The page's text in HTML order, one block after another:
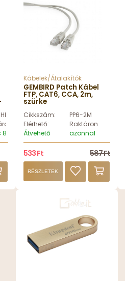
JGEU
8, szombat
Kábelek/Átalakítók
GEMBIRD Patch Kábel
FTP, CAT6, CCA, 2m,
szürke
Cikkszám:
PP6-2M
Elérhető:
Raktáron
Átvehető
azonnal
533 Ft 587 Ft
RÉSZLETEK